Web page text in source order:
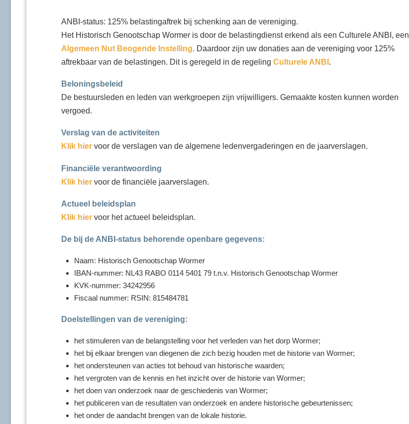
ANBI-status: 125% belastingaftrek bij schenking aan de vereniging.
Het Historisch Genootschap Wormer is door de belastingdienst erkend als een Culturele ANBI, een
Algemeen Nut Beogende Instelling. Daardoor zijn uw donaties aan de vereniging voor 125%
aftrekbaar van de belastingen. Dit is geregeld in de regeling Culturele ANBI .
Beloningsbeleid
De bestuursleden en leden van werkgroepen zijn vrijwilligers. Gemaakte kosten kunnen worden
vergoed.
Verslag van de activiteiten
Klik hier voor de verslagen van de algemene ledenvergaderingen en de jaarverslagen.
Financiële verantwoording
Klik hier voor de financiële jaarverslagen.
Actueel beleidsplan
Klik hier voor het actueel beleidsplan.
De bij de ANBI-status behorende openbare gegevens:
Naam: Historisch Genootschap Wormer
IBAN-nummer: NL43 RABO 0114 5401 79 t.n.v. Historisch Genootschap Wormer
KVK-nummer: 34242956
Fiscaal nummer: RSIN: 815484781
Doelstellingen van de vereniging:
het stimuleren van de belangstelling voor het verleden van het dorp Wormer;
het bij elkaar brengen van diegenen die zich bezig houden met de historie van Wormer;
het ondersteunen van acties tot behoud van historische waarden;
het vergroten van de kennis en het inzicht over de historie van Wormer;
het doen van onderzoek naar de geschiedenis van Wormer;
het publiceren van de resultaten van onderzoek en andere historische gebeurtenissen;
het onder de aandacht brengen van de lokale historie.